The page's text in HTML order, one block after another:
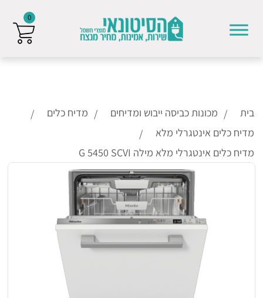
בית מכונות כביסה ייבוש ומדיחים
מדיח כלים
מדיח כלים אינטגרלי מלא
מדיח כלים אינטגרלי מלא מילה G 5450 SCVI
0